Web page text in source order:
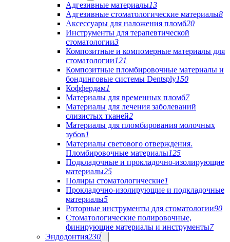
Адгезивные материалы13
Адгезивные стоматологические материалы8
Аксессуары для наложения пломб20
Инструменты для терапевтической
стоматологии3
Композитные и компомерные материалы для
стоматологии121
Композитные пломбировочные материалы и
бондинговые системы Dentsply150
Коффердам1
Материалы для временных пломб7
Материалы для лечения заболеваний
слизистых тканей2
Материалы для пломбирования молочных
зубов1
Материалы светового отверждения.
Пломбировочные материалы125
Подкладочные и прокладочно-изолирующие
материалы25
Полиры стоматологические1
Прокладочно-изолирующие и подкладочные
материалы5
Роторные инструменты для стоматологии90
Стоматологические полировочные,
финирующие материалы и инструменты7
Эндодонтия230